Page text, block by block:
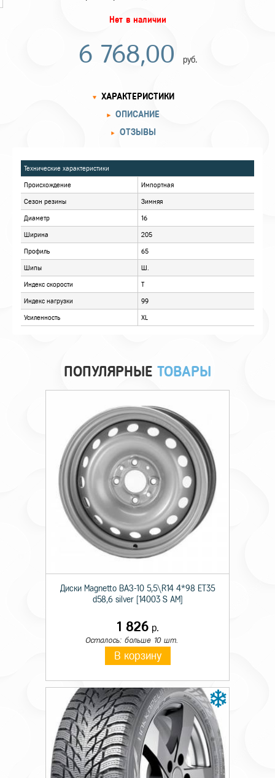
Нет в наличии
6 768,00 руб.
ОПИСАНИЕ
ОТЗЫВЫ
Технические характеристики
Происхождение Импортная
Сезон резины
Ширина 205
Индекс нагрузки 99
Усиленность XL
ПОПУЛЯРНЫЕ ТОВАРЫ
Диски Magnetto ВАЗ-10 5,5\R14 4*98 ET35
d58,6 silver [14003 S AM]
1 826р.
Осталось: больше 10 шт.
В корзину